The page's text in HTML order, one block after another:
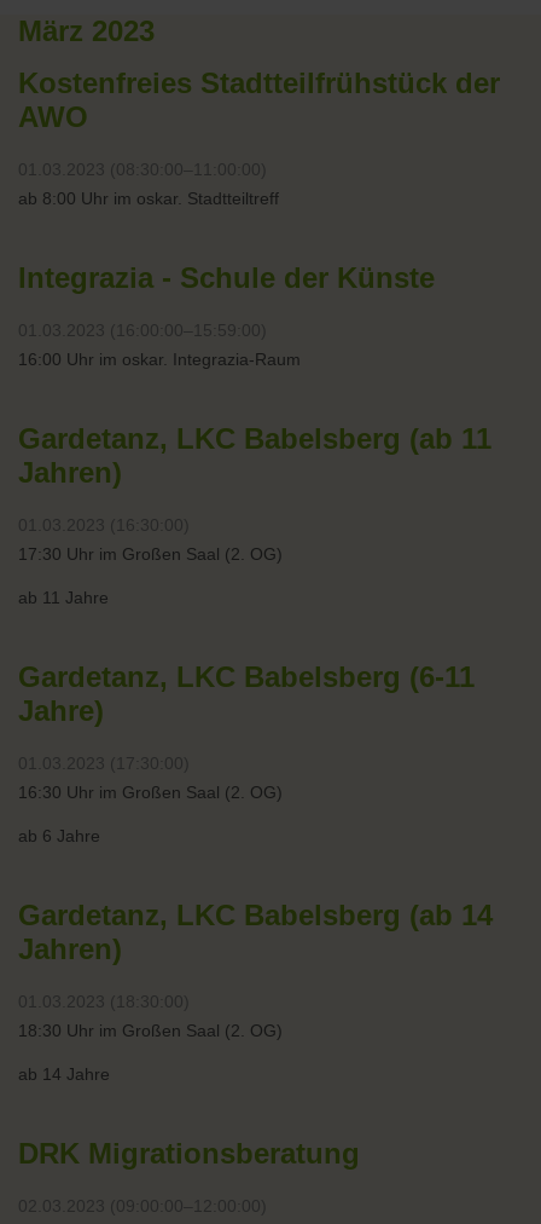
März 2023
Kostenfreies Stadtteilfrühstück der
AWO
01.03.2023 (08:30:00–11:00:00)
ab 8:00 Uhr im oskar. Stadtteiltreff
Integrazia - Schule der Künste
01.03.2023 (16:00:00–15:59:00)
16:00 Uhr im oskar. Integrazia-Raum
Gardetanz, LKC Babelsberg (ab 11
Jahren)
01.03.2023 (16:30:00)
17:30 Uhr im Großen Saal (2. OG)
ab 11 Jahre
Gardetanz, LKC Babelsberg (6-11
Jahre)
01.03.2023 (17:30:00)
16:30 Uhr im Großen Saal (2. OG)
ab 6 Jahre
Gardetanz, LKC Babelsberg (ab 14
Jahren)
01.03.2023 (18:30:00)
18:30 Uhr im Großen Saal (2. OG)
ab 14 Jahre
DRK Migrationsberatung
02.03.2023 (09:00:00–12:00:00)